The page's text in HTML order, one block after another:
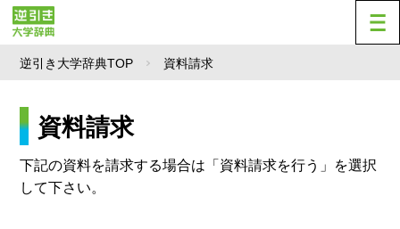
逆引き大学辞典TOP 資料請求
資料請求
下記の資料を請求する場合は「資料請求を行う」を選択
して下さい。